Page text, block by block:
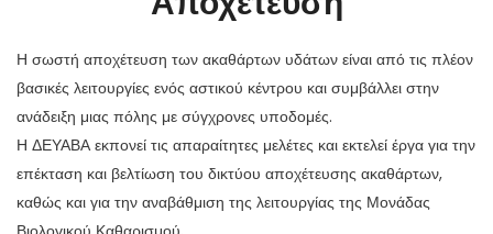
Η σωστή αποχέτευση των ακαθάρτων υδάτων είναι από τις πλέον
βασικές λειτουργίες ενός αστικού κέντρου και συμβάλλει στην
ανάδειξη μιας πόλης με σύγχρονες υποδομές.
Η ΔΕΥΑΒΑ εκπονεί τις απαραίτητες μελέτες και εκτελεί έργα για την
επέκταση και βελτίωση του δικτύου αποχέτευσης ακαθάρτων,
καθώς και για την αναβάθμιση της λειτουργίας της Μονάδας